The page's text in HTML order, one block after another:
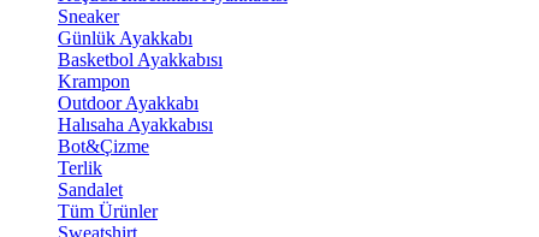
Sneaker
Günlük Ayakkabı
Basketbol Ayakkabısı
Krampon
Outdoor Ayakkabı
Halısaha Ayakkabısı
Bot&Çizme
Terlik
Sandalet
Tüm Ürünler
Sweatshirt